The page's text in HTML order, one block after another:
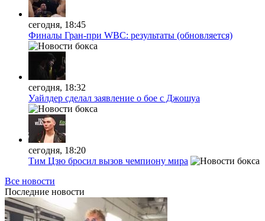
сегодня, 18:45
Финалы Гран-при WBC: результаты (обновляется)
сегодня, 18:32
Уайлдер сделал заявление о бое с Джошуа
сегодня, 18:20
Тим Цзю бросил вызов чемпиону мира
Все новости
Последние новости